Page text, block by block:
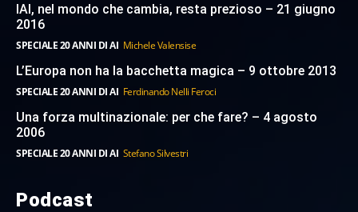
IAI, nel mondo che cambia, resta prezioso – 21 giugno
2016
SPECIALE 20 ANNI DI AI Michele Valensise
L’Europa non ha la bacchetta magica – 9 ottobre 2013
SPECIALE 20 ANNI DI AI Ferdinando Nelli Feroci
Una forza multinazionale: per che fare? – 4 agosto
2006
SPECIALE 20 ANNI DI AI Stefano Silvestri
Podcast